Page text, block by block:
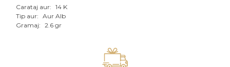
Aur mixt
Carataj aur: 14 K
Tip aur: Aur Alb
Gramaj: 2.6 gr